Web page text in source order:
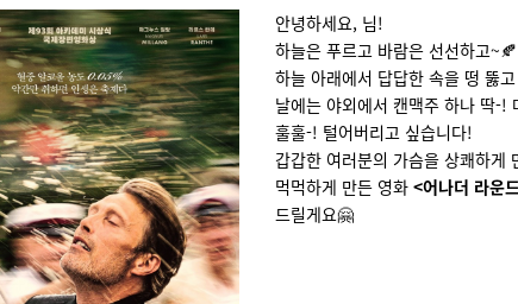
안녕하세요, 님!
하늘은 푸르고 바람은 선선하고
하늘 아래에서 답답한 속을 떵 뚫
날에는 야외에서 캔맥주 하나 딱-!
훌훌-! 털어버리고 싶습니다!
갑갑한 여러분의 가슴을 상쾌하게
먹먹하게 만든 영화 <어나더 라운
드릴게요🤗